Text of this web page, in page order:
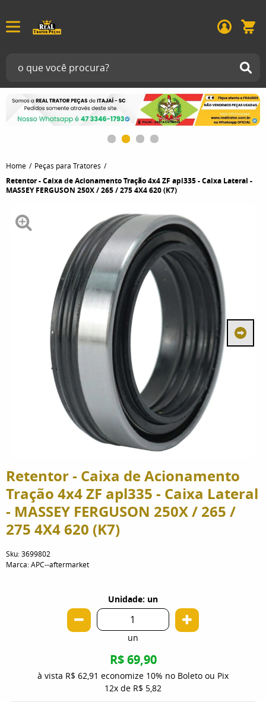
Home Peças para Tratores
Retentor - Caixa de Acionamento Tração 4x4 ZF apl335 - Caixa Lateral -
MASSEY FERGUSON 250X / 265 / 275 4X4 620 (K7)
Retentor - Caixa de Acionamento
Tração 4x4 ZF apl335 - Caixa Lateral
- MASSEY FERGUSON 250X / 265 /
275 4X4 620 (K7)
Sku:3699802
Marca:APC--aftermarket
Unidade: un
un
R$ 69,90
à vista R$ 62,91 economize 10% no Boleto ou Pix
12x de R$ 5,82